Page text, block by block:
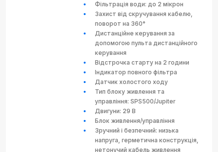
Фільтрація води: до 2 мікрон
Захист від скручування кабелю,
поворот на 360°
Дистанційне керування за
допомогою пульта дистанційного
керування
Відстрочка старту на 2 години
Індикатор повного фільтра
Датчик холостого ходу
Тип блоку живлення та
управління: SPS500/Jupiter
Двигуни: 29 В
Блок живлення/управління
Зручний і безпечний: низька
напруга, герметична конструкція,
нетонучий кабель живлення